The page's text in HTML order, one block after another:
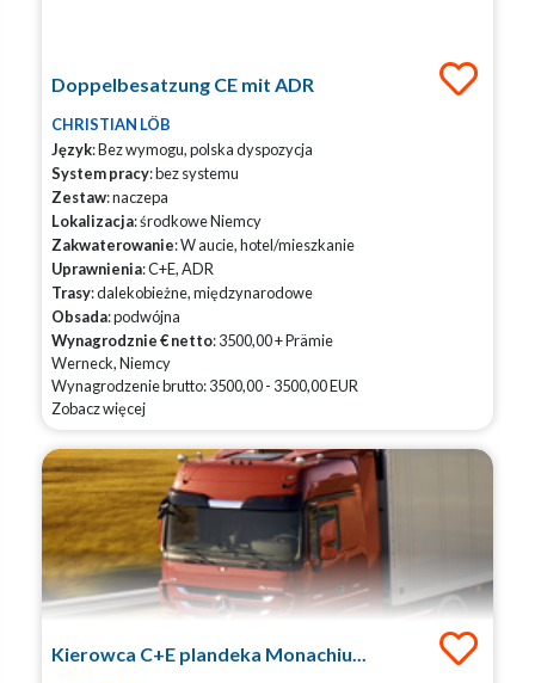
Doppelbesatzung CE mit ADR
CHRISTIAN LÖB
Język: Bez wymogu, polska dyspozycja
System pracy: bez systemu
Zestaw: naczepa
Lokalizacja: środkowe Niemcy
Zakwaterowanie: W aucie, hotel/mieszkanie
Uprawnienia: C+E, ADR
Trasy: dalekobieżne, międzynarodowe
Obsada: podwójna
Wynagrodznie € netto: 3500,00 + Prämie
Werneck, Niemcy
Wynagrodzenie brutto: 3500,00 - 3500,00 EUR
Zobacz więcej
Kierowca C+E plandeka Monachiu...